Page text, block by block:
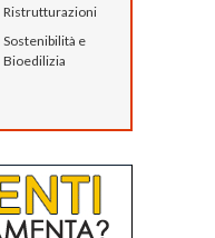
Ristrutturazioni
Sostenibilità e
Bioedilizia